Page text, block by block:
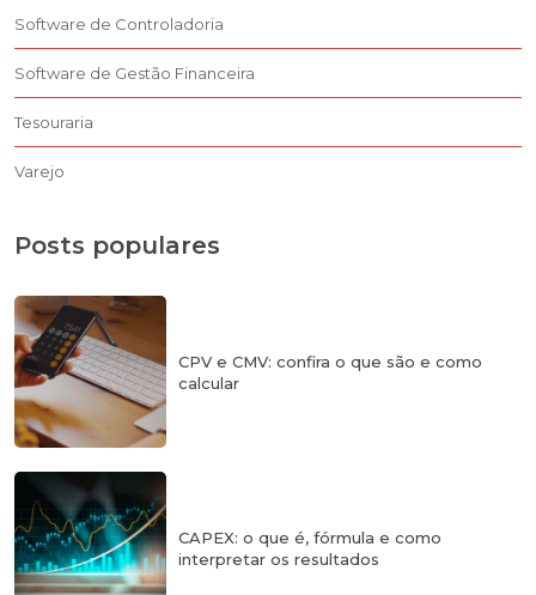
Software de Controladoria
Software de Gestão Financeira
Tesouraria
Varejo
Posts populares
CPV e CMV: confira o que são e como
calcular
CAPEX: o que é, fórmula e como
interpretar os resultados